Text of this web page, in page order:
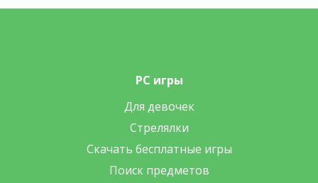
PC игры
Для девочек
Стрелялки
Скачать бесплатные игры
Поиск предметов